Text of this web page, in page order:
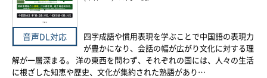
日本語
閉じる
ジャンル
音声DL対応
四字成語や慣用表現を学ぶことで中国語の表現力
が豊かになり、会話の幅が広がり文化に対する理
解が一層深まる。 洋の東西を問わず、それぞれの国には、人々の生活
に根ざした知恵や歴史、文化が集約された熟語があり…